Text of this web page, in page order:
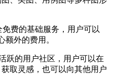
费的基础服务，用户可以
外的费用。
跃的用户社区，用户可以在
取灵感，也可以向其他用户